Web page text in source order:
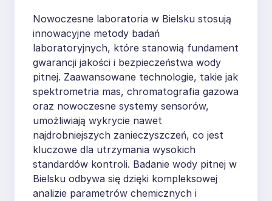
Nowoczesne laboratoria w Bielsku stosują
innowacyjne metody badań
laboratoryjnych, które stanowią fundament
gwarancji jakości i bezpieczeństwa wody
pitnej. Zaawansowane technologie, takie jak
spektrometria mas, chromatografia gazowa
oraz nowoczesne systemy sensorów,
umożliwiają wykrycie nawet
najdrobniejszych zanieczyszczeń, co jest
kluczowe dla utrzymania wysokich
standardów kontroli. Badanie wody pitnej w
Bielsku odbywa się dzięki kompleksowej
analizie parametrów chemicznych i